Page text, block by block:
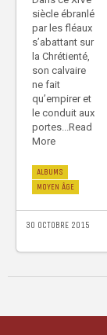
siècle ébranlé
par les fléaux
s’abattant sur
la Chrétienté,
son calvaire
ne fait
qu’empirer et
le conduit aux
portes...Read
More
ALBUMS
MOYEN ÂGE
30 OCTOBRE 2015